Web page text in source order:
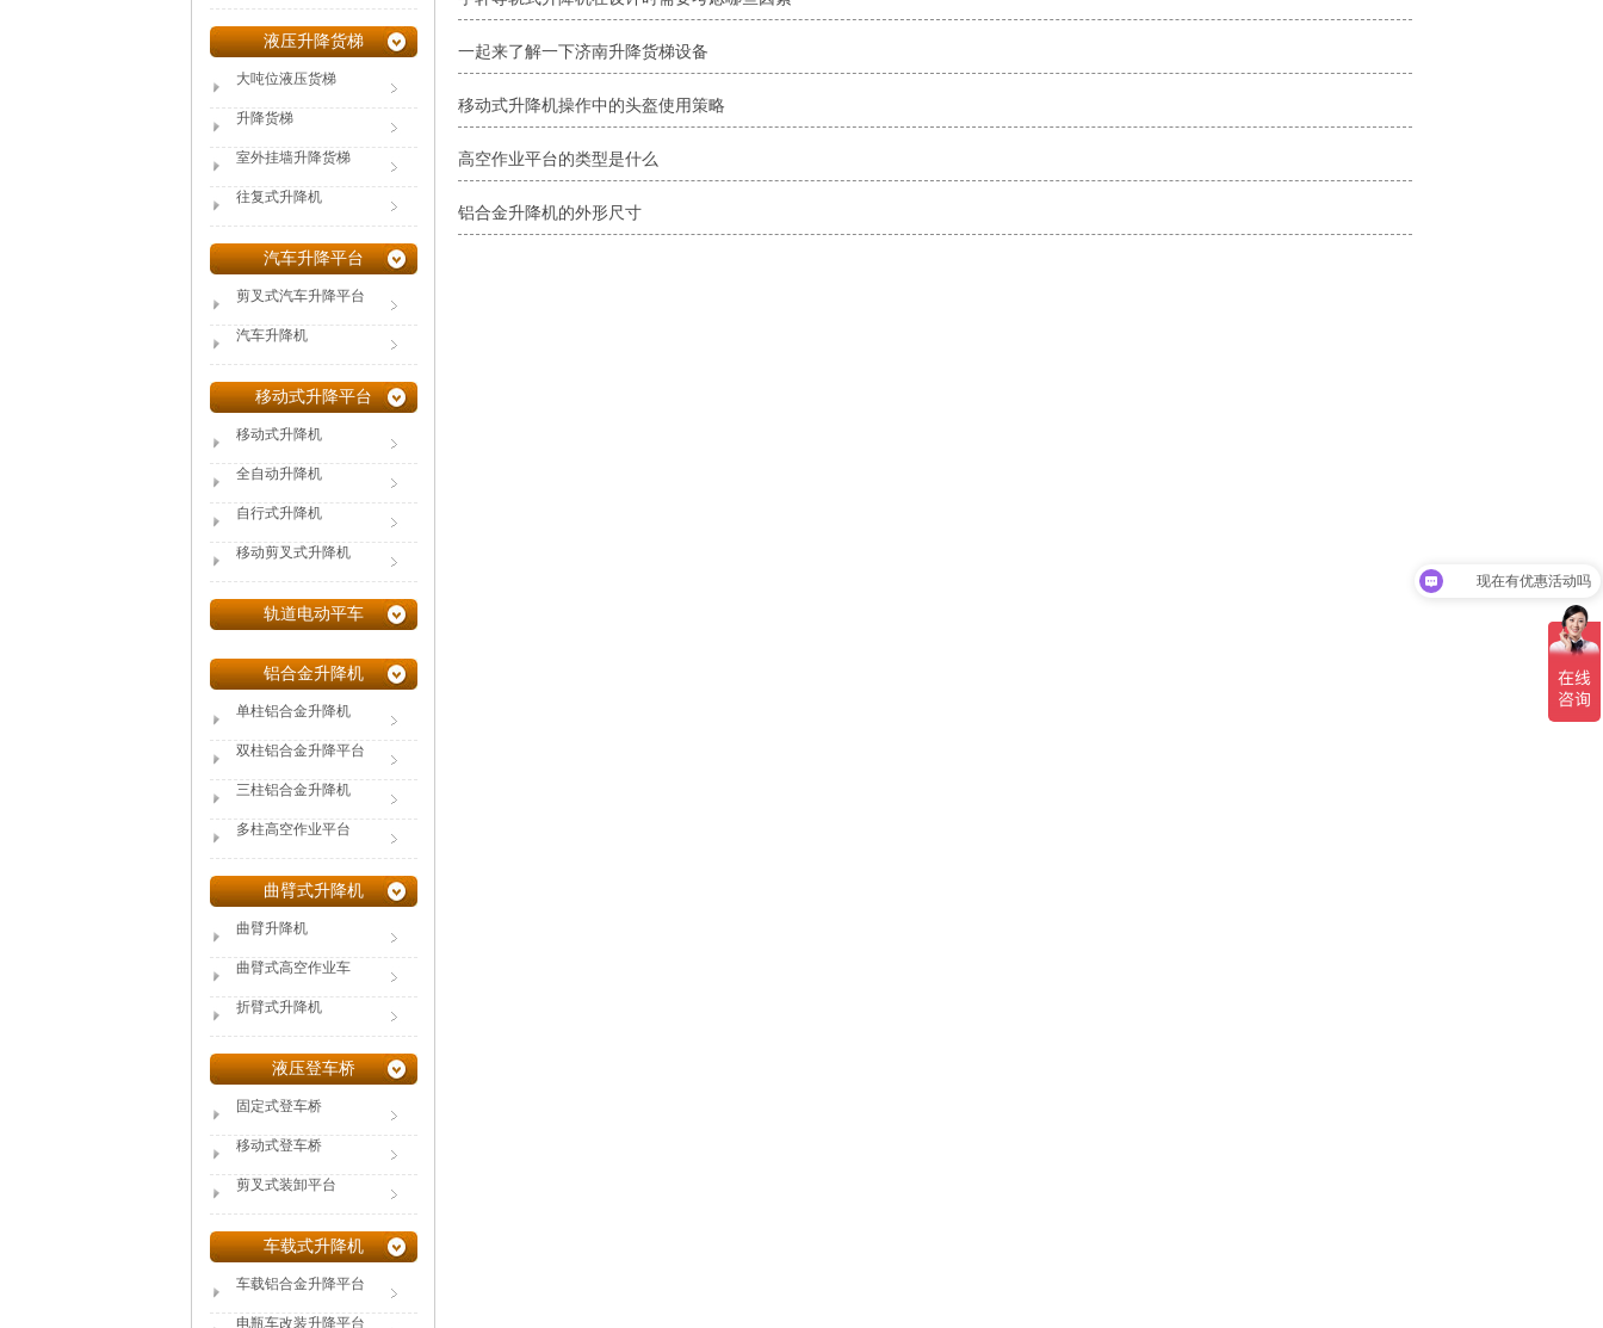
一起来了解一下济南升降货梯设备
移动式升降机操作中的头盔使用策略
高空作业平台的类型是什么
铝合金升降机的外形尺寸
液压升降货梯
大吨位液压货梯
升降货梯
室外挂墙升降货梯
往复式升降机
汽车升降平台
剪叉式汽车升降平台
汽车升降机
移动式升降平台
移动式升降机
全自动升降机
自行式升降机
移动剪叉式升降机
轨道电动平车
铝合金升降机
单柱铝合金升降机
双柱铝合金升降平台
三柱铝合金升降机
多柱高空作业平台
曲臂式升降机
曲臂升降机
曲臂式高空作业车
折臂式升降机
液压登车桥
固定式登车桥
移动式登车桥
剪叉式装卸平台
车载式升降机
车载铝合金升降平台
电瓶车改装升降平台
可以介绍下你们的产品么